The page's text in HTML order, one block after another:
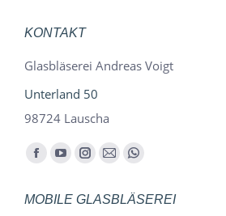
KONTAKT
Glasbläserei Andreas Voigt
Unterland 50
98724 Lauscha
Finden Sie uns auf:
Facebook
opens
YouTube
opens
Instagram
opens
E-
page
Whatsapp
opens
MOBILE GLASBLÄSEREI